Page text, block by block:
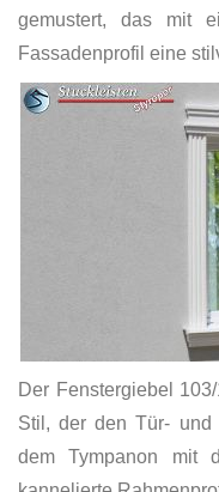
gemustert, das mit
Fassadenprofil eine
Der Fenstergiebel
Stil, der den Tür- und
dem Tympanon mit